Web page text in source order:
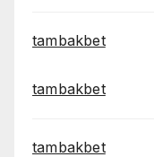
tambakbet
tambakbet
tambakbet